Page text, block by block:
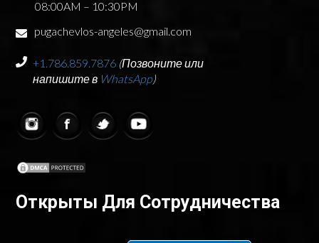
08:00AM – 10:30PM
pugachevlos-angeles@gmail.com
+1.786.859.7876 (Позвоните или
напишите в WhatsApp)
Открыты Для Сотрудничества